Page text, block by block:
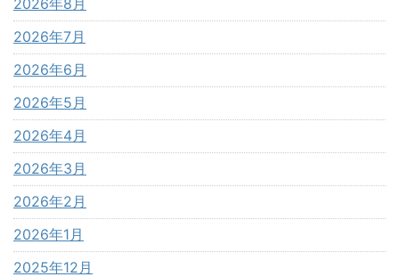
2026年7月
2026年6月
2026年5月
2026年4月
2026年3月
2026年2月
2026年1月
2025年12月